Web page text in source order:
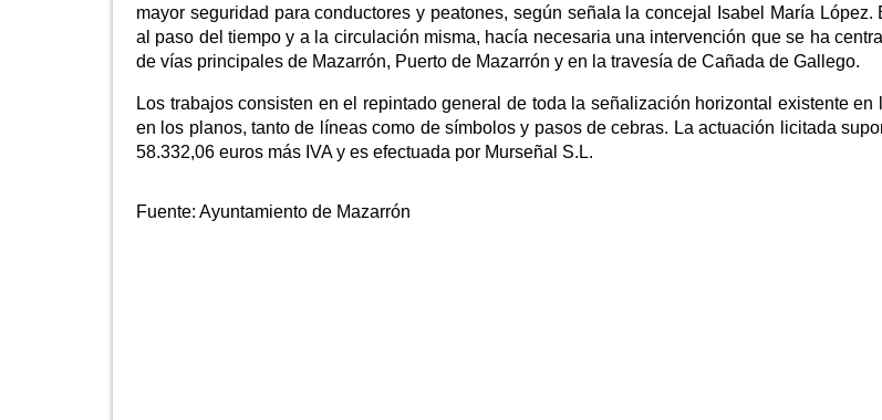
mayor seguridad para conductores y peatones, según señala la concejal Isabel María López.
al paso del tiempo y a la circulación misma, hacía necesaria una intervención que se ha
de vías principales de Mazarrón, Puerto de Mazarrón y en la travesía de Cañada de Gallego.
Los trabajos consisten en el repintado general de toda la señalización horizontal existente en
en los planos, tanto de líneas como de símbolos y pasos de cebras. La actuación licitada
58.332,06 euros más IVA y es efectuada por Murseñal S.L.
Fuente: Ayuntamiento de Mazarrón